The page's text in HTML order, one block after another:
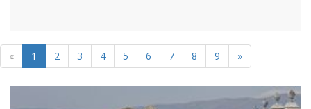
« 1 2 3 4 5 6 7 8 9 »